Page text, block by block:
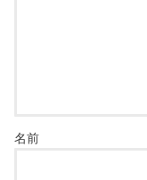
名前